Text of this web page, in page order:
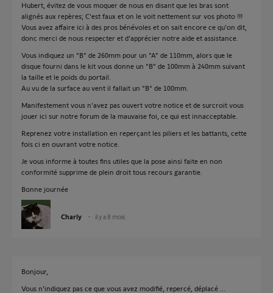
Hubert, évitez de vous moquer de nous en disant que les bras sont
alignés aux repères; C'est faux et on le voit nettement sur vos photo !!!
Vous avez affaire ici à des pros bénévoles et on sait encore ce qu'on dit,
donc merci de nous respecter et d'apprécier notre aide et assistance.
Vous indiquez un "B" de 260mm pour un "A" de 110mm, alors que le
disque fourni dans le kit vous donne un "B" de 100mm à 240mm suivant
la taille et le poids du portail.
Au vu de la surface au vent il fallait un "B" de 100mm.
Manifestement vous n'avez pas ouvert votre notice et de surcroit vous
jouer ici sur notre forum de la mauvaise foi, ce qui est innacceptable.
Reprenez votre installation en reperçant les piliers et les battants, cette
fois ci en ouvrant votre notice.
Je vous informe à toutes fins utiles que la pose ainsi faite en non
conformité supprime de plein droit tous recours garantie.
Bonne journée
Charly il y a 8 mois
Bonjour,
Vous n'indiquez pas ce que vous avez modifié, repercé, déplacé ...